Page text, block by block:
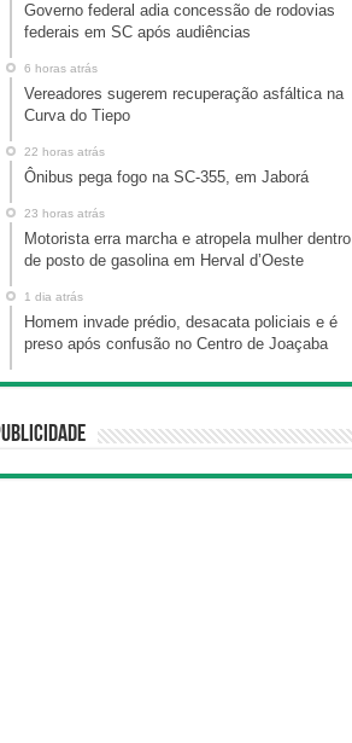
Governo federal adia concessão de rodovias
federais em SC após audiências
6 horas atrás
Vereadores sugerem recuperação asfáltica na
Curva do Tiepo
22 horas atrás
Ônibus pega fogo na SC-355, em Jaborá
23 horas atrás
Motorista erra marcha e atropela mulher dentro
de posto de gasolina em Herval d’Oeste
1 dia atrás
Homem invade prédio, desacata policiais e é
preso após confusão no Centro de Joaçaba